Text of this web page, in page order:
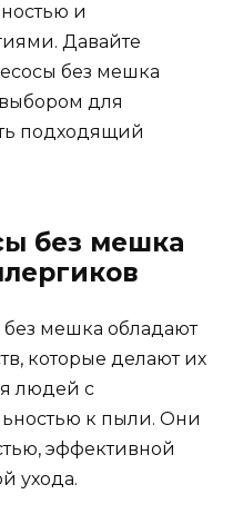
и
Давайте
без мешка
для
подходящий
без мешка
мешка обладают
которые делают их
людей с
к пыли. Они
эффективной
ухода.